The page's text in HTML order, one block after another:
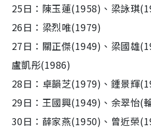
25日：陳玉蓮(1958)、梁詠琪
26日：梁烈唯(1979)
27日：關正傑(1949)、梁國雄
盧凱彤(1986)
28日：卓韻芝(1979)、鍾景輝
29日：王國興(1949)、余翠怡(
30日：薛家燕(1950)、曾近榮